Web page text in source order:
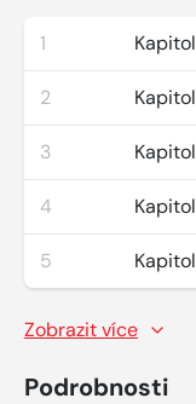
1
2
3
4
5
Zobrazit více
Podrobnosti